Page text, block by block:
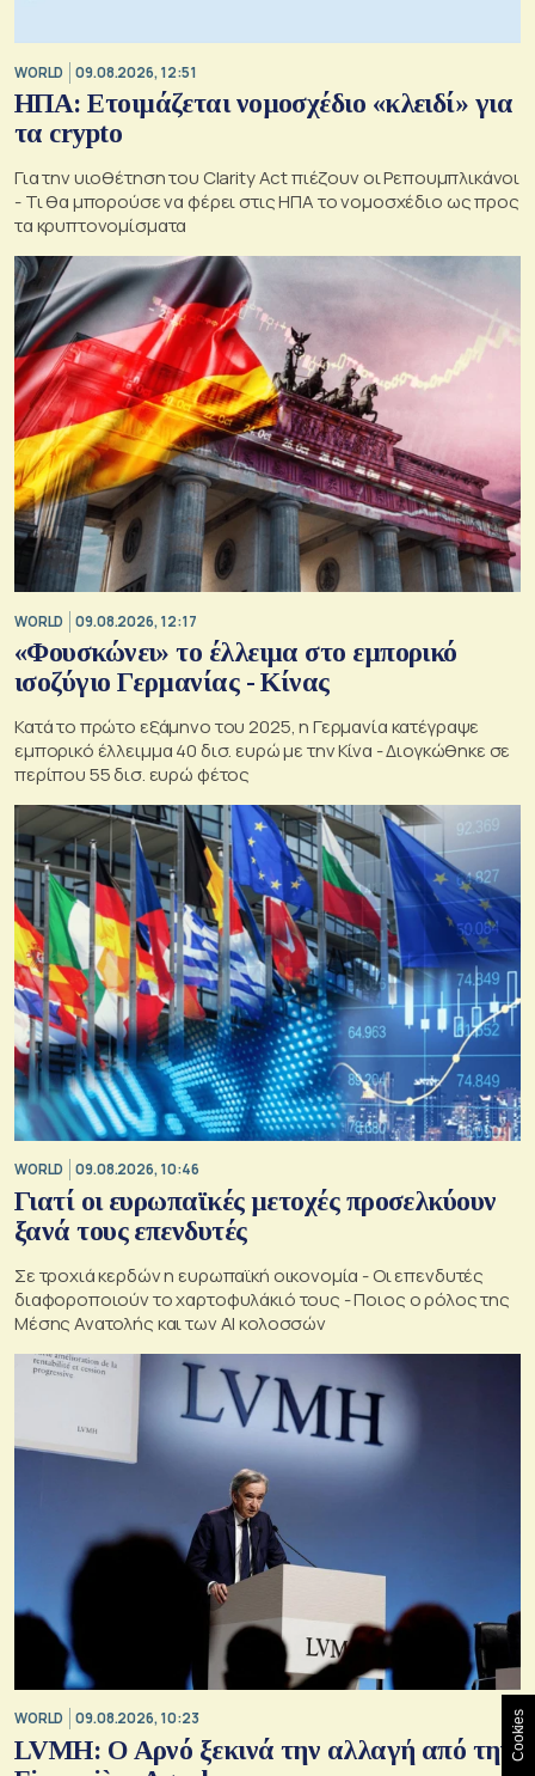
WORLD 09.08.2026, 12:51
ΗΠΑ: Ετοιμάζεται νομοσχέδιο «κλειδί» για
τα crypto
Για την υιοθέτηση του Clarity Act πιέζουν οι Ρεπουμπλικάνοι
- Τι θα μπορούσε να φέρει στις ΗΠΑ το νομοσχέδιο ως προς
τα κρυπτονομίσματα
WORLD 09.08.2026, 12:17
«Φουσκώνει» το έλλειμα στο εμπορικό
ισοζύγιο Γερμανίας - Κίνας
Κατά το πρώτο εξάμηνο του 2025, η Γερμανία κατέγραψε
εμπορικό έλλειμμα 40 δισ. ευρώ με την Κίνα - Διογκώθηκε σε
περίπου 55 δισ. ευρώ φέτος
WORLD 09.08.2026, 10:46
Γιατί οι ευρωπαϊκές μετοχές προσελκύουν
ξανά τους επενδυτές
Σε τροχιά κερδών η ευρωπαϊκή οικονομία - Οι επενδυτές
διαφοροποιούν το χαρτοφυλάκιό τους - Ποιος ο ρόλος της
Μέσης Ανατολής και των AI κολοσσών
WORLD 09.08.2026, 10:23
LVMH: Ο Αρνό ξεκινά την αλλαγή από τηνCookies